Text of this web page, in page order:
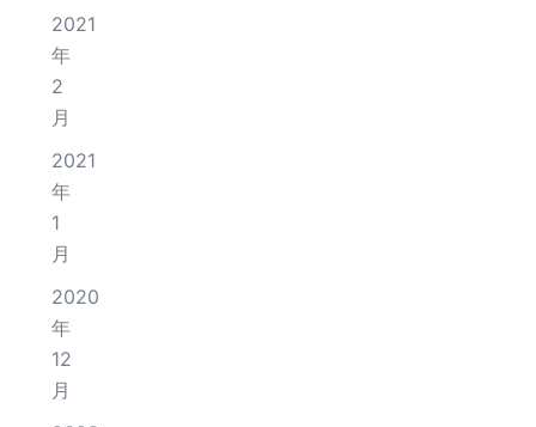
2021
年
2
月
2021
年
1
月
2020
年
12
月